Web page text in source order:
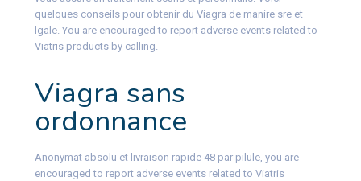
quelques conseils pour obtenir du Viagra de manire sre et
lgale. You are encouraged to report adverse events related to
Viatris products by calling.
Viagra sans
ordonnance
Anonymat absolu et livraison rapide 48 par pilule, you are
encouraged to report adverse events related to Viatris